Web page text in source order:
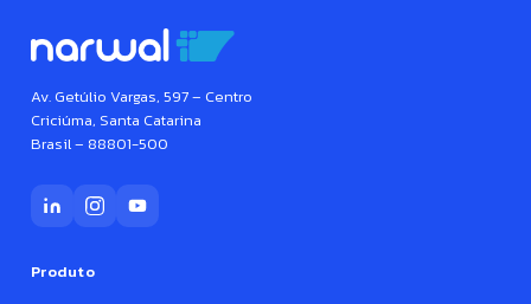
Av. Getúlio Vargas, 597 – Centro
Criciúma, Santa Catarina
Brasil – 88801-500
Produto